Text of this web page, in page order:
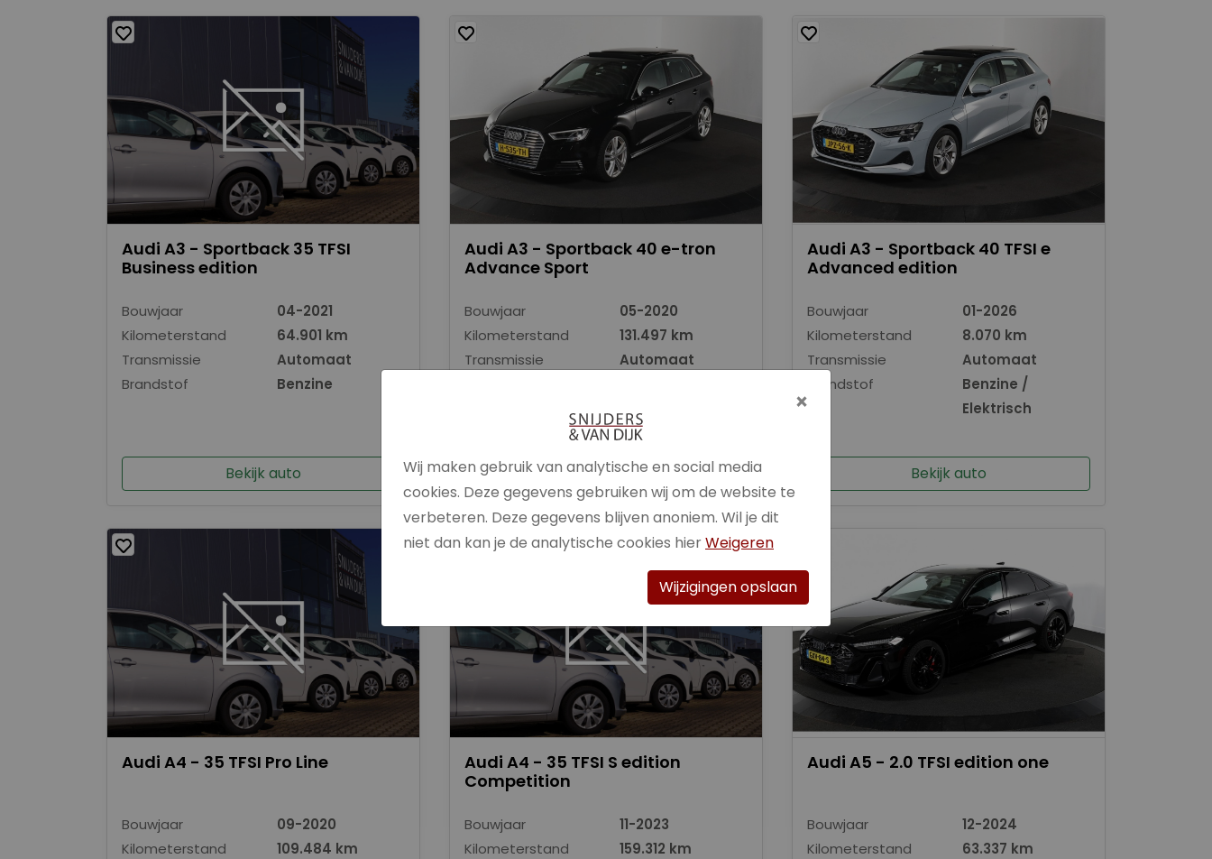
Audi A3 - Sportback 35 TFSI
Business edition
Bouwjaar
04-2021
Kilometerstand
64.901 km
Transmissie
Automaat
Brandstof
Benzine
Bekijk auto
Audi A3 - Sportback 40 e-tron
Advance Sport
Bouwjaar
05-2020
Kilometerstand
131.497 km
Transmissie
Automaat
Elektrisch
Bekijk auto
Audi A3 - Sportback 40 TFSI e
Advanced edition
Bouwjaar
01-2026
Kilometerstand
8.070 km
Transmissie
Automaat
Brandstof
Benzine /
Elektrisch
Bekijk auto
Audi A4 - 35 TFSI Pro Line
Bouwjaar
09-2020
Kilometerstand
109.484 km
Audi A4 - 35 TFSI S edition
Competition
Bouwjaar
11-2023
Kilometerstand
159.312 km
Audi A5 - 2.0 TFSI edition one
Bouwjaar
12-2024
Kilometerstand
63.337 km
×
Wij maken gebruik van analytische en social media
cookies. Deze gegevens gebruiken wij om de website te
verbeteren. Deze gegevens blijven anoniem. Wil je dit
niet dan kan je de analytische cookies hierWeigeren
Wijzigingen opslaan